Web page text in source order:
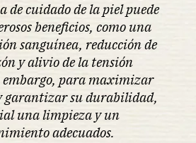
de cuidado de la piel puede
beneficios, como una
sanguínea, reducción de
y alivio de la tensión
embargo, para maximizar
garantizar su durabilidad,
una limpieza y un
adecuados.